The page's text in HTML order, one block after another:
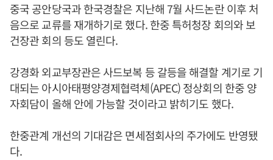
중국 공안당국과 한국경찰은 지난해 7월 사드논란 이후 처
음으로 교류를 재개하기로 했다. 한중 특허청장 회의와 보
건장관 회의 등도 열린다.
강경화 외교부장관은 사드보복 등 갈등을 해결할 계기로 기
대되는 아시아태평양경제협력체(APEC) 정상회의 한중 양
자회담이 올해 안에 가능할 것이라고 밝히기도 했다.
한중관계 개선의 기대감은 면세점회사의 주가에도 반영됐
다.